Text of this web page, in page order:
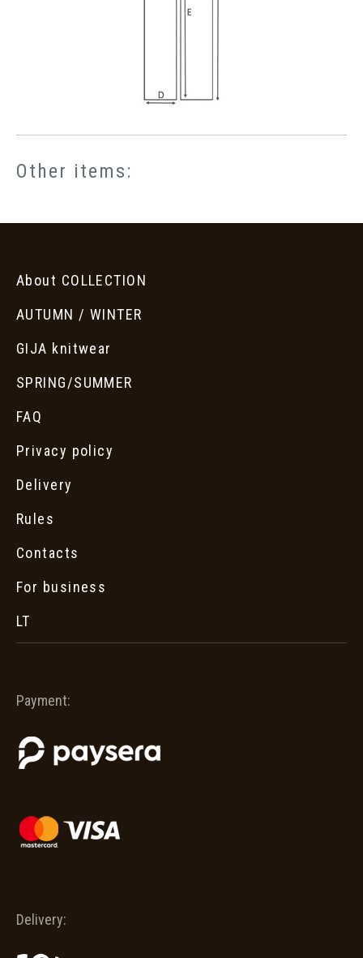
Other items:
About COLLECTION
AUTUMN / WINTER
GIJA knitwear
SPRING/SUMMER
FAQ
Privacy policy
Delivery
Rules
Contacts
For business
LT
Payment:
Delivery: